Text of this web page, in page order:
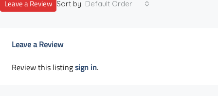
Sort by: Default Order
Leave a Review
Leave a Review
Review this listingsign in.